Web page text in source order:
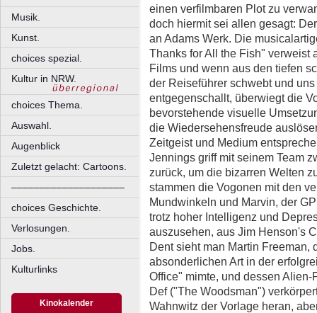
Musik.
Kunst.
choices spezial.
Kultur in NRW.
choices Thema.
Auswahl.
Augenblick
Zuletzt gelacht: Cartoons.
––––––––––––––––––––
choices Geschichte.
Verlosungen.
Jobs.
Kulturlinks
Kinokalender
einen verfilmbaren Plot zu
doch hiermit sei allen gesagt:
an Adams Werk. Die
Thanks for All the Fish" verweist
Films und wenn aus den tiefen
der Reiseführer schwebt und
entgegenschallt, überwiegt die
bevorstehende visuelle
die Wiedersehensfreude
Zeitgeist und Medium
Jennings griff mit seinem Team
zurück, um die bizarren Welten
stammen die Vogonen mit den
Mundwinkeln und Marvin, der
trotz hoher Intelligenz und
auszusehen, aus Jim Henson's
Dent sieht man Martin Freeman,
absonderlichen Art in der
Office" mimte, und dessen
Def ("The Woodsman")
Wahnwitz der Vorlage heran,